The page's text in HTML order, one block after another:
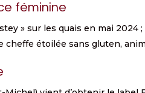
féminine
» sur les quais en mai
cheffe étoilée sans gluten,